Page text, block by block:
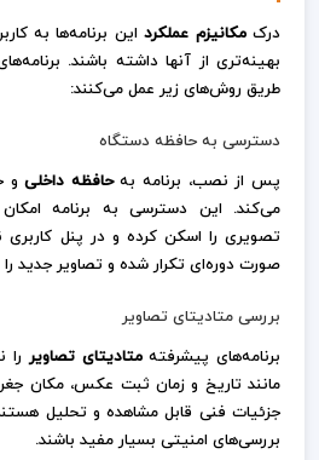
درکمکانیزم عملکرداین برنامه‌ها به
بهینه‌تری از آنها داشته باشند.
طریق روش‌های زیر عمل می‌کنند:
دسترسی به حافظه دستگاه
پس از نصب، برنامه بهحافظه داخلیو
می‌کند. این دسترسی به برنامه
تصویری را اسکن کرده و در پنل
صورت دوره‌ای تکرار شده و تصاویر جدید
بررسی متادیتای تصاویر
برنامه‌های پیشرفتهمتادیتای تصاویررا
مانند تاریخ و زمان ثبت عکس، مکان
جزئیات فنی قابل مشاهده و تحلیل
بررسی‌های امنیتی بسیار مفید باشند.